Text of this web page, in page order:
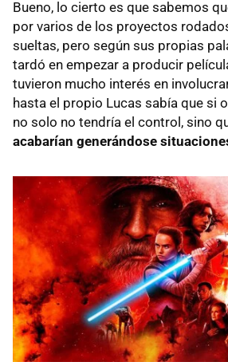
Bueno, lo cierto es que sabemos
por varios de los proyectos
sueltas, pero según sus propias
tardó en empezar a producir
tuvieron mucho interés en
hasta el propio Lucas sabía que si
no solo no tendría el control, sino
acabarían generándose